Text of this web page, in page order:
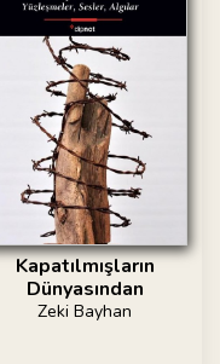
Kapatılmışların
Dünyasından
Zeki Bayhan